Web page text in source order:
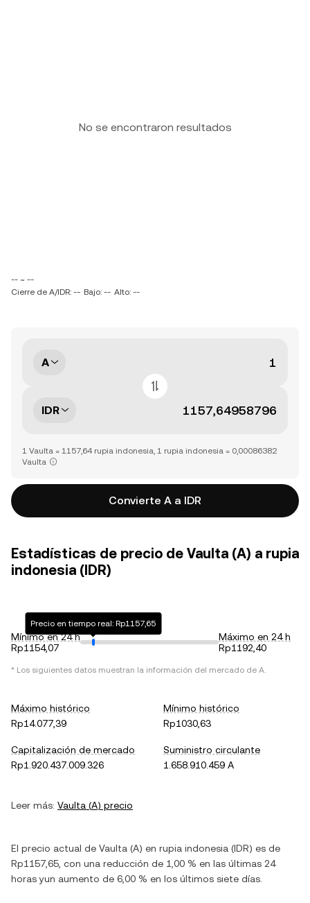
No se encontraron resultados
-- ~ --
Cierre de A/IDR: -- Bajo: -- Alto: --
A
IDR
1 Vaulta = 1157,64 rupia indonesia, 1 rupia indonesia = 0,00086382
Vaulta
Convierte A a IDR
Estadísticas de precio de Vaulta (A) a rupia
indonesia (IDR)
Mínimo en 24 h
Rp1154,07
Precio en tiempo real: Rp1157,65
Máximo en 24 h
Rp1192,40
* Los siguientes datos muestran la información del mercado de A.
Máximo histórico
Rp14.077,39
Mínimo histórico
Rp1030,63
Capitalización de mercado
Rp1.920.437.009.326
Suministro circulante
1.658.910.459 A
Leer más: Vaulta (A) precio
El precio actual de Vaulta (A) en rupia indonesia (IDR) es de
Rp1157,65 , con una reducción de 1,00 % en las últimas 24
horas yun aumento de 6,00 % en los últimos siete días.